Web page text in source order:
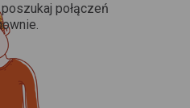
połączeń